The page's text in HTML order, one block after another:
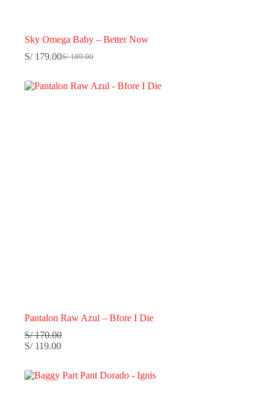
Sky Omega Baby – Better Now
S/189.00
El
original
S/179.00El
actual
Pantalon Raw Azul – Bfore I Die
S/170.00
S/119.00